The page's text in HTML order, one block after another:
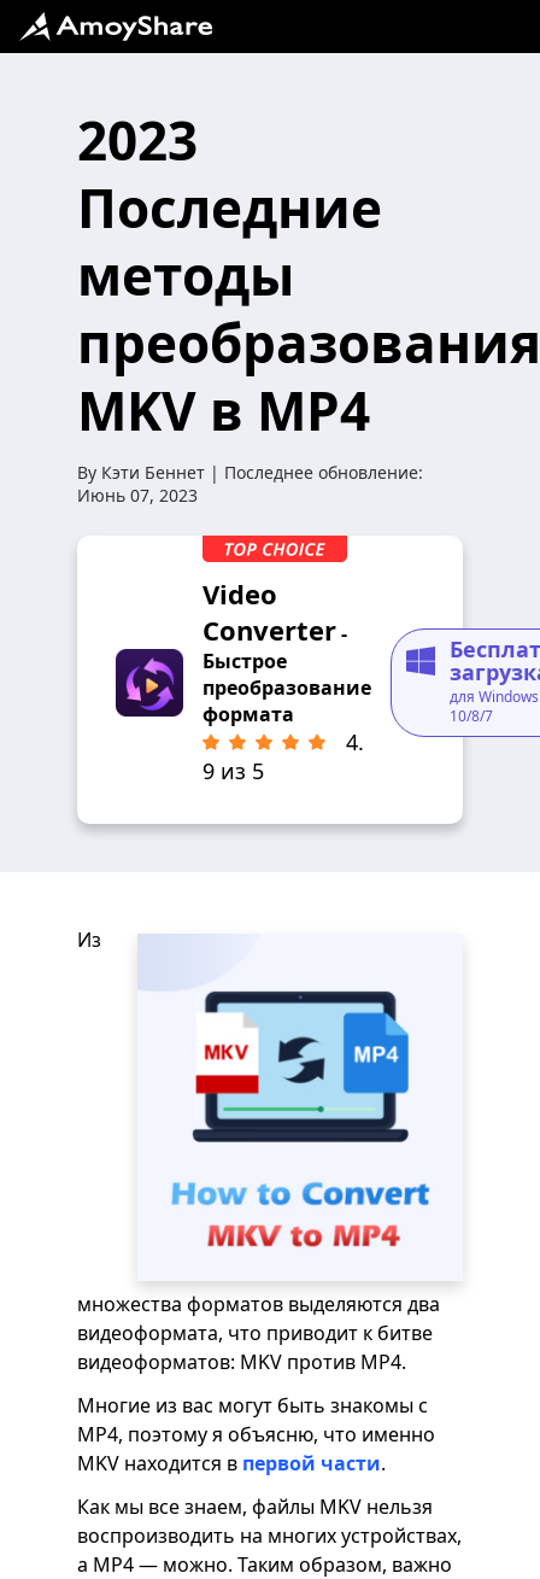
2023
Последние
методы
преобразования
MKV в MP4
By Кэти Беннет | Последнее обновление:
Июнь 07, 2023
Video
Converter-
Быстрое
преобразование
формата
4.
9 из 5
для Windows
10/8/7
Из
множества форматов выделяются два
видеоформата, что приводит к битве
видеоформатов: MKV против MP4.
Многие из вас могут быть знакомы с
MP4, поэтому я объясню, что именно
MKV находится в первой части.
Как мы все знаем, файлы MKV нельзя
воспроизводить на многих устройствах,
а MP4 — можно. Таким образом, важно